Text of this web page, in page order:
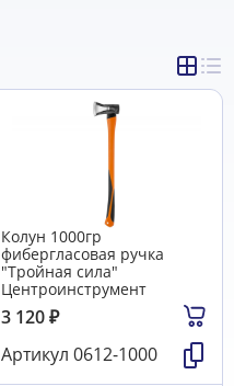
Колун 1000гр
фибергласовая ручка
"Тройная сила"
Центроинструмент
3 120₽
Артикул 0612-1000